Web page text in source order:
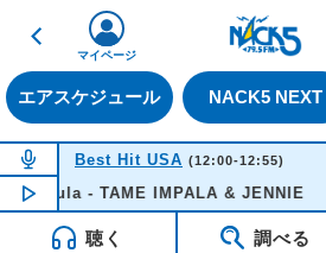
戻る
エアスケジュール NACK5 NEXT
マイページ
NOW ON AIR
Best Hit USA (12:00-12:55)
NOW PLAYING12:49
- TAME IMPALA & JENNIE
聴く 調べる